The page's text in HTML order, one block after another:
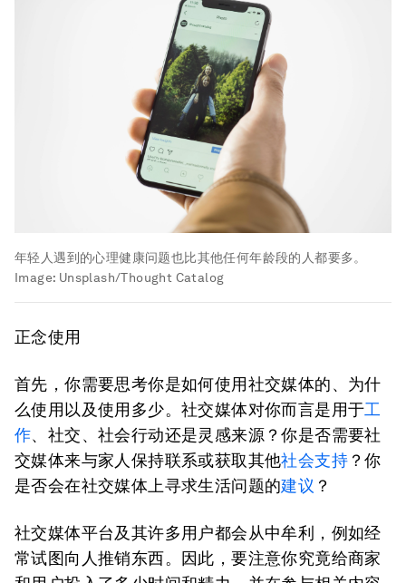
年轻人遇到的心理健康问题也比其他任何年龄段的人都要多。
Image: Unsplash/Thought Catalog
正念使用
首先，你需要思考你是如何使用社交媒体的、为什
么使用以及使用多少。社交媒体对你而言是用于工
作、社交、社会行动还是灵感来源？你是否需要社
交媒体来与家人保持联系或获取其他社会支持 ？你
是否会在社交媒体上寻求生活问题的建议 ？
社交媒体平台及其许多用户都会从中牟利，例如经
常试图向人推销东西。因此，要注意你究竟给商家